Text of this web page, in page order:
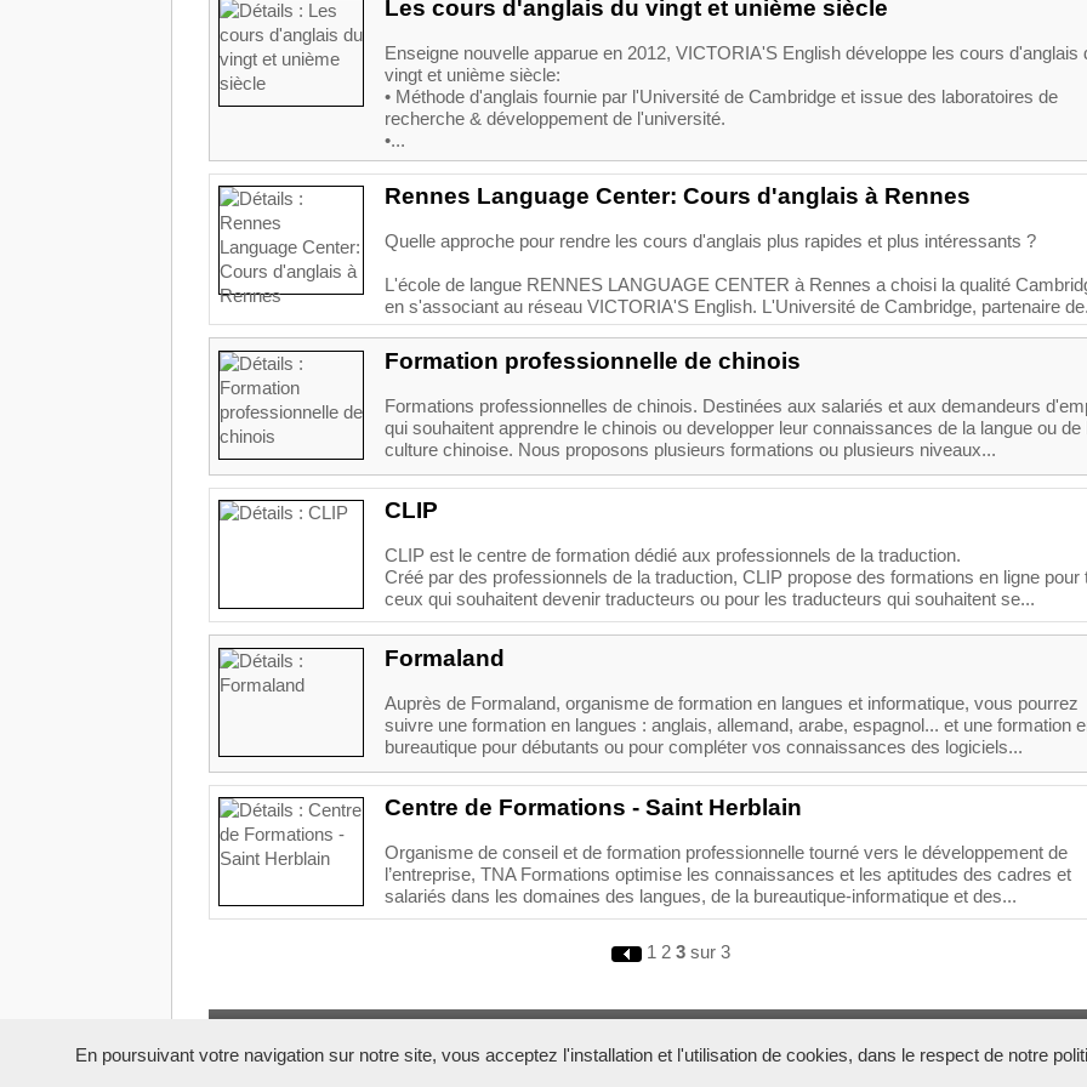
Les cours d'anglais du vingt et unième siècle
Enseigne nouvelle apparue en 2012, VICTORIA'S English développe les cours d'anglais
vingt et unième siècle:
• Méthode d'anglais fournie par l'Université de Cambridge et issue des laboratoires de
recherche & développement de l'université.
•...
Rennes Language Center: Cours d'anglais à Rennes
Quelle approche pour rendre les cours d'anglais plus rapides et plus intéressants ?
L'école de langue RENNES LANGUAGE CENTER à Rennes a choisi la qualité
en s'associant au réseau VICTORIA'S English. L'Université de Cambridge, partenaire
Formation professionnelle de chinois
Formations professionnelles de chinois. Destinées aux salariés et aux demandeurs
qui souhaitent apprendre le chinois ou developper leur connaissances de la langue ou de
culture chinoise. Nous proposons plusieurs formations ou plusieurs niveaux...
CLIP
CLIP est le centre de formation dédié aux professionnels de la traduction.
Créé par des professionnels de la traduction, CLIP propose des formations en ligne pour
ceux qui souhaitent devenir traducteurs ou pour les traducteurs qui souhaitent se...
Formaland
Auprès de Formaland, organisme de formation en langues et informatique, vous pourrez
suivre une formation en langues : anglais, allemand, arabe, espagnol... et une formation
bureautique pour débutants ou pour compléter vos connaissances des logiciels...
Centre de Formations - Saint Herblain
Organisme de conseil et de formation professionnelle tourné vers le développement de
l’entreprise, TNA Formations optimise les connaissances et les aptitudes des cadres et
salariés dans les domaines des langues, de la bureautique-informatique et des...
1 2 3 sur 3
En poursuivant votre navigation sur notre site, vous acceptez l'installation et l'utilisation de cookies, dans le respect de notre